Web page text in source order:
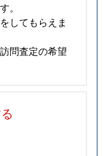
。
してもらえま
問査定の希望